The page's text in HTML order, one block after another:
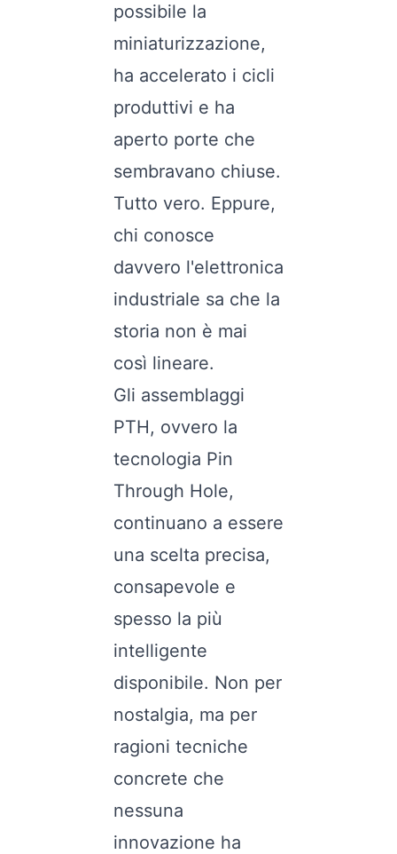
possibile la
miniaturizzazione,
ha accelerato i cicli
produttivi e ha
aperto porte che
sembravano chiuse.
Tutto vero. Eppure,
chi conosce
davvero l'elettronica
industriale sa che la
storia non è mai
così lineare.
Gli assemblaggi
PTH, ovvero la
tecnologia Pin
Through Hole,
continuano a essere
una scelta precisa,
consapevole e
spesso la più
intelligente
disponibile. Non per
nostalgia, ma per
ragioni tecniche
concrete che
nessuna
innovazione ha